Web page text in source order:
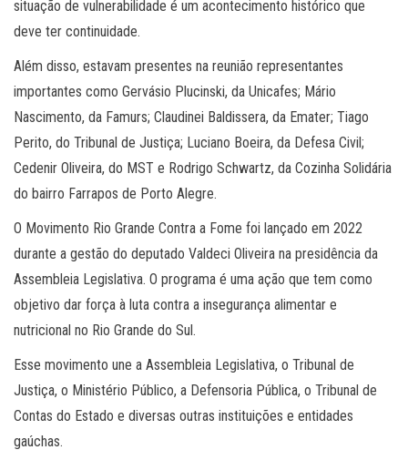
situação de vulnerabilidade é um acontecimento histórico que
deve ter continuidade.
Além disso, estavam presentes na reunião representantes
importantes como Gervásio Plucinski, da Unicafes; Mário
Nascimento, da Famurs; Claudinei Baldissera, da Emater; Tiago
Perito, do Tribunal de Justiça; Luciano Boeira, da Defesa Civil;
Cedenir Oliveira, do MST e Rodrigo Schwartz, da Cozinha Solidária
do bairro Farrapos de Porto Alegre.
O Movimento Rio Grande Contra a Fome foi lançado em 2022
durante a gestão do deputado Valdeci Oliveira na presidência da
Assembleia Legislativa. O programa é uma ação que tem como
objetivo dar força à luta contra a insegurança alimentar e
nutricional no Rio Grande do Sul.
Esse movimento une a Assembleia Legislativa, o Tribunal de
Justiça, o Ministério Público, a Defensoria Pública, o Tribunal de
Contas do Estado e diversas outras instituições e entidades
gaúchas.